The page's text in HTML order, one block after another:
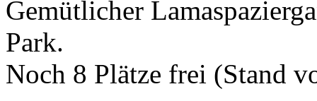
Gemütlicher
Park.
Noch 8 Plätze frei (Stand